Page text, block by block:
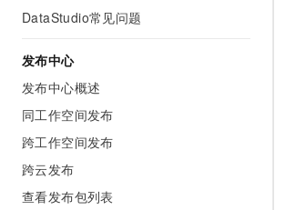
DataStudio常见问题
发布中心
发布中心概述
同工作空间发布
跨工作空间发布
跨云发布
查看发布包列表